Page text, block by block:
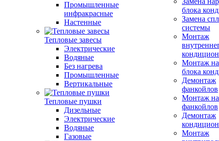
Промышленные
инфракрасные
Настенные
Тепловые завесы
Электрические
Водяные
Без нагрева
Промышленные
Вертикальные
Тепловые пушки
Дизельные
Электрические
Водяные
Газовые
блока
Замена
системы
Монтаж
Монтаж
блока
Демонтаж
фанкойлов
Монтаж
фанкойлов
Демонтаж
Монтаж